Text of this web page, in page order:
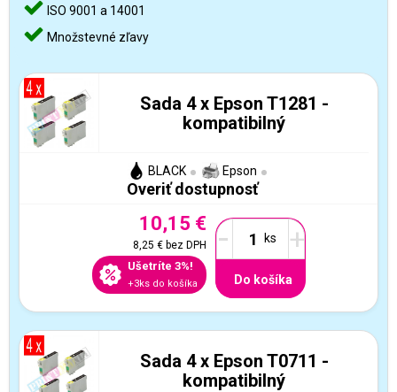
ISO 9001 a 14001
Množstevné zľavy
Sada 4 x Epson T1281 -
kompatibilný
BLACK Epson
Overiť dostupnosť
10,15 €
8,25 €bez DPH
Ušetríte 3%!
+3ks do košíka
- +
Do košíka
Sada 4 x Epson T0711 -
kompatibilný